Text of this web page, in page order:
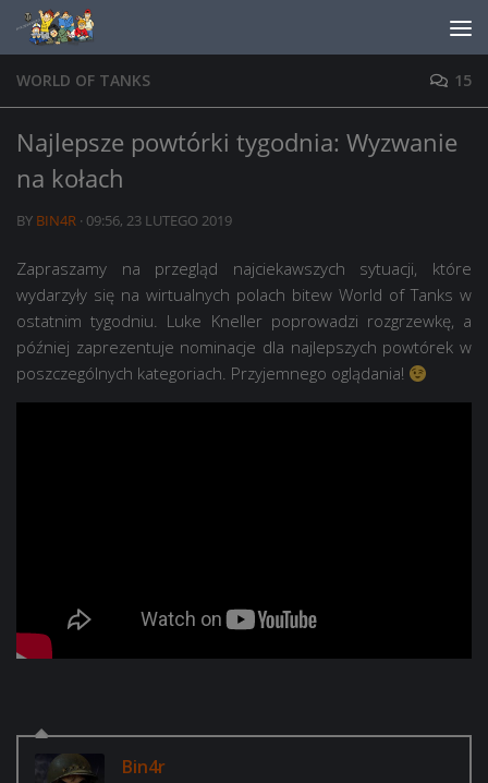
Skip to content
WORLD OF TANKS 15
Najlepsze powtórki tygodnia: Wyzwanie
na kołach
BY BIN4R · 09:56, 23 LUTEGO 2019
Zapraszamy na przegląd najciekawszych sytuacji, które
wydarzyły się na wirtualnych polach bitew World of Tanks w
ostatnim tygodniu. Luke Kneller poprowadzi rozgrzewkę, a
później zaprezentuje nominacje dla najlepszych powtórek w
poszczególnych kategoriach. Przyjemnego oglądania!
Bin4r